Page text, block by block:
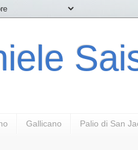
Gallicano Palio di San